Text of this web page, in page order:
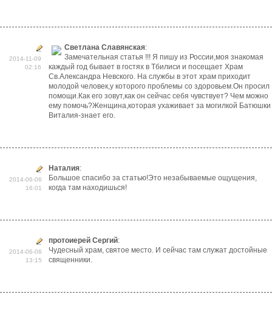
2014-11-09
02:16
Светлана Славянская:
Замечательная статья !!! Я пишу из России,моя знакомая
каждый год бывает в гостях в Тбилиси и посещает Храм
Св.Александра Невского. На службы в этот храм приходит
молодой человек,у которого проблемы со здоровьем.Он просил
помощи.Как его зовут,как он сейчас себя чувствует? Чем можно
ему помочь?Женщина,которая ухаживает за могилкой Батюшки
Виталия-знает его.
2014-06-06
16:01
Наталия:
Большое спасибо за статью!Это незабываемые ощущения,
когда там находишься!
2014-06-06
13:15
протоиерей Сергий:
Чудесный храм, святое место. И сейчас там служат достойные
священники.